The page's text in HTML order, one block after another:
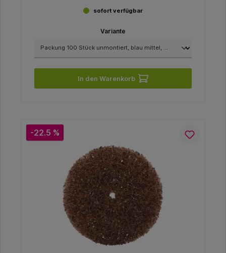
sofort verfügbar
Variante
In den Warenkorb
-22.5 %